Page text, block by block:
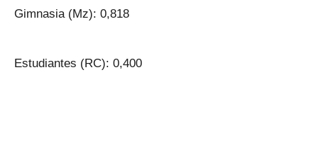
Gimnasia (Mz): 0,818
Estudiantes (RC): 0,400